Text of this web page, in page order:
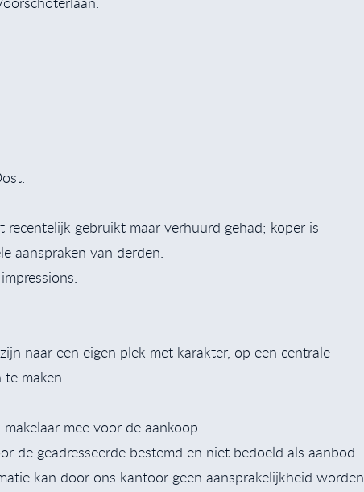
gebruikt maar verhuurd gehad; koper is
aanspraken van derden.
naar een eigen plek met karakter, op een centrale
maken.
mee voor de aankoop.
de geadresseerde bestemd en niet bedoeld als aanbod.
kan door ons kantoor geen aansprakelijkheid worden